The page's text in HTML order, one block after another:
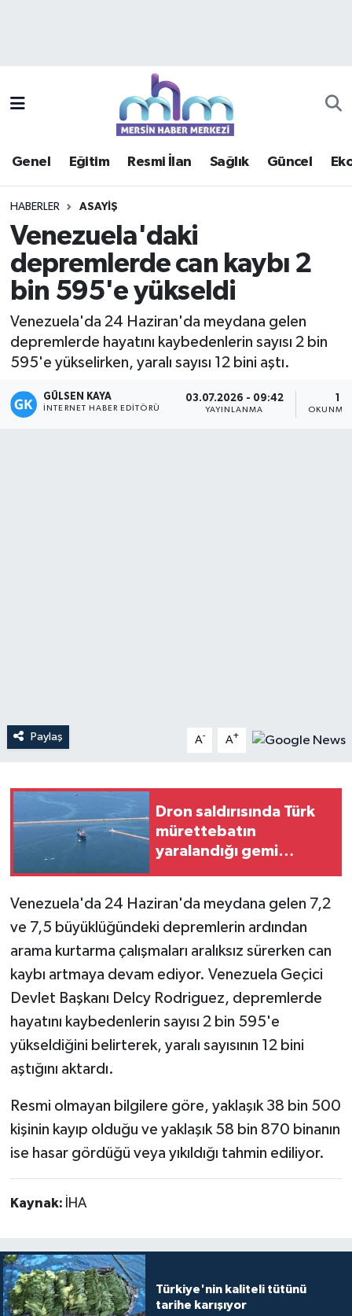
Genel Eğitim Resmi İlan Sağlık Güncel
HABERLER ASAYIŞ
Venezuela'daki
depremlerde can kaybı 2
bin 595'e yükseldi
Venezuela'da 24 Haziran'da meydana gelen
depremlerde hayatını kaybedenlerin sayısı 2 bin
595'e yükselirken, yaralı sayısı 12 bini aştı.
GÜLSEN KAYA
İNTERNET HABER EDITÖRÜ
03.07.2026 - 09:42
YAYINLANMA OKUNMA
Paylaş A- A+
Dron saldırısında Türk
mürettebatın
yaralandığı gemi
Venezuela'da 24 Haziran'da meydana gelen 7,2
ve 7,5 büyüklüğündeki depremlerin ardından
arama kurtarma çalışmaları aralıksız sürerken can
kaybı artmaya devam ediyor. Venezuela Geçici
Devlet Başkanı Delcy Rodriguez, depremlerde
hayatını kaybedenlerin sayısı 2 bin 595'e
yükseldiğini belirterek, yaralı sayısının 12 bini
aştığını aktardı.
Resmi olmayan bilgilere göre, yaklaşık 38 bin 500
kişinin kayıp olduğu ve yaklaşık 58 bin 870 binanın
ise hasar gördüğü veya yıkıldığı tahmin ediliyor.
Kaynak: İHA
Türkiye'nin kaliteli tütünü
tarihe karışıyor
Güncel
Haberde insan
Kültür - Sanat
Teknoloji
Mersin Trafik Yoğunluk Haritası
Süper Lig Puan Durumu ve Fikstür
Haber Arşivi